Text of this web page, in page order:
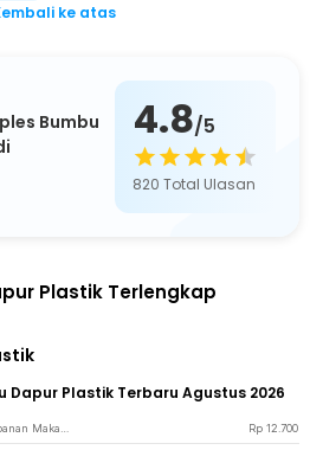
ke atas
Bumbu
4.8/5
820 Total Ulasan
Plastik Terlengkap
Dapur Plastik Terbaru Agustus 2026
Rp 12.700